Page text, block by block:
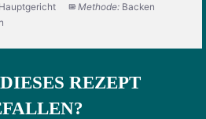
Methode: Backen
REZEPT